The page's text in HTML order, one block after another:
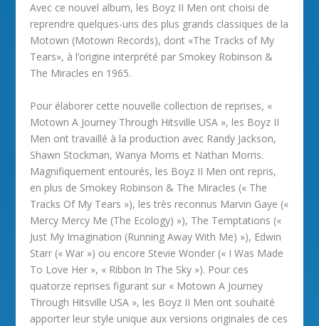
Avec ce nouvel album, les Boyz II Men ont choisi de
reprendre quelques-uns des plus grands classiques de la
Motown (Motown Records), dont «The Tracks of My
Tears», à l’origine interprété par Smokey Robinson &
The Miracles en 1965.
Pour élaborer cette nouvelle collection de reprises, «
Motown A Journey Through Hitsville USA », les Boyz II
Men ont travaillé à la production avec Randy Jackson,
Shawn Stockman, Wanya Morris et Nathan Morris.
Magnifiquement entourés, les Boyz II Men ont repris,
en plus de Smokey Robinson & The Miracles (« The
Tracks Of My Tears »), les très reconnus Marvin Gaye («
Mercy Mercy Me (The Ecology) »), The Temptations («
Just My Imagination (Running Away With Me) »), Edwin
Starr (« War ») ou encore Stevie Wonder (« I Was Made
To Love Her », « Ribbon In The Sky »). Pour ces
quatorze reprises figurant sur « Motown A Journey
Through Hitsville USA », les Boyz II Men ont souhaité
apporter leur style unique aux versions originales de ces